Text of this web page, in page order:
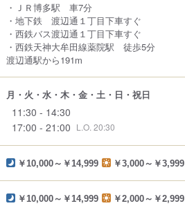
・ＪＲ博多駅 車7分
・地下鉄 渡辺通１丁目下車すぐ
・西鉄バス渡辺通１丁目下車すぐ
・西鉄天神大牟田線薬院駅 徒歩5分
渡辺通駅から191m
月・火・水・木・金・土・日・祝日
11:30 - 14:30
17:00 - 21:00 L.O. 20:30
￥10,000～￥14,999 ￥3,000～￥3,999
￥10,000～￥14,999 ￥2,000～￥2,999